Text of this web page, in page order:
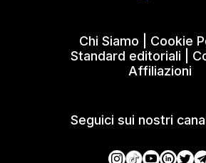
Chi Siamo Cookie
Standard editoriali
Affiliazioni
Seguici sui nostri